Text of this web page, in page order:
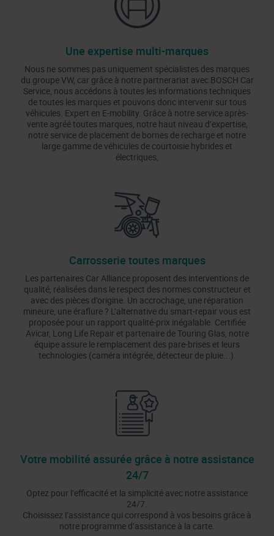
Une expertise multi-marques
Nous ne sommes pas uniquement spécialistes des marques
du groupe VW, car grâce à notre partnerariat avec BOSCH Car
Service, nous accédons à toutes les informations techniques
de toutes les marques et pouvons donc intervenir sur tous
véhicules. Expert en E-mobility. Grâce à notre service après-
vente agréé toutes marques, notre haut niveau d’expertise,
notre service de placement de bornes de recharge et notre
large gamme de véhicules de courtoisie hybrides et
électriques,
Carrosserie toutes marques
Les partenaires Car Alliance proposent des interventions de
qualité, réalisées dans le respect des normes constructeur et
avec des pièces d’origine. Un accrochage, une réparation
mineure, une éraflure ? L’alternative du smart-repair vous est
proposée pour un rapport qualité-prix inégalable. Certifiée
Avicar, Long Life Repair et partenaire de Touring Glas, notre
équipe assure le remplacement des pare-brises et leurs
technologies (caméra intégrée, détecteur de pluie...).
Votre mobilité assurée grâce à notre assistance
24/7
Optez pour l’efficacité et la simplicité avec notre assistance
24/7.
Choisissez l’assistance qui correspond à vos besoins grâce à
notre programme d’assistance à la carte.